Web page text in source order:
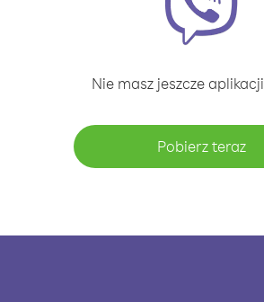
Nie masz jeszcze
Pobierz teraz